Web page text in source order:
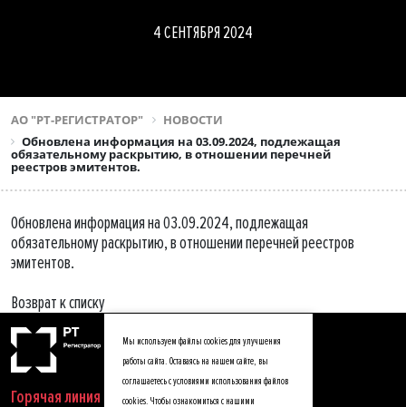
4 СЕНТЯБРЯ 2024
АО "РТ-РЕГИСТРАТОР"
НОВОСТИ
Обновлена информация на 03.09.2024, подлежащая
обязательному раскрытию, в отношении перечней
реестров эмитентов.
Обновлена информация на 03.09.2024, подлежащая
обязательному раскрытию, в отношении перечней реестров
эмитентов.
Возврат к списку
Горячая линия
Мы используем файлы cookies для улучшения
работы сайта. Оставаясь на нашем сайте, вы
соглашаетесь с условиями использования файлов
cookies. Чтобы ознакомиться с нашими